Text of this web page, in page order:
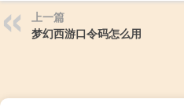
上一篇
梦幻西游口令码怎么用